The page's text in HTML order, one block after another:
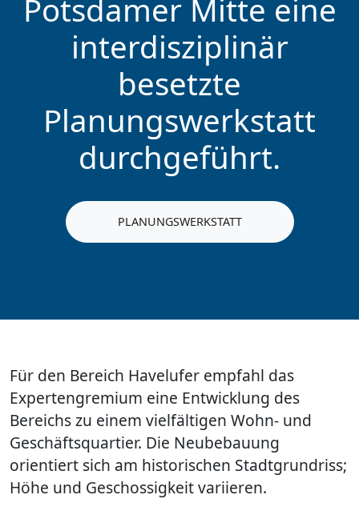
Potsdamer Mitte eine
interdisziplinär
besetzte
Planungswerkstatt
durchgeführt.
PLANUNGSWERKSTATT
Für den Bereich Havelufer empfahl das
Expertengremium eine Entwicklung des
Bereichs zu einem vielfältigen Wohn- und
Geschäftsquartier. Die Neubebauung
orientiert sich am historischen Stadtgrundriss;
Höhe und Geschossigkeit variieren.